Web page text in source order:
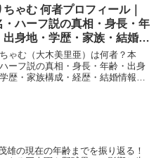
ちゃむ 何者プロフィール｜
・ハーフ説の真相・身長・年
出身地・学歴・家族・結婚ま
全網羅【2025最新】
ゃむ（大木美里亜）は何者？本
ーフ説の真相・身長・年齢・出身
歴・家族構成・経歴・結婚情報ま
雄の現在の年齢までを振り返る！